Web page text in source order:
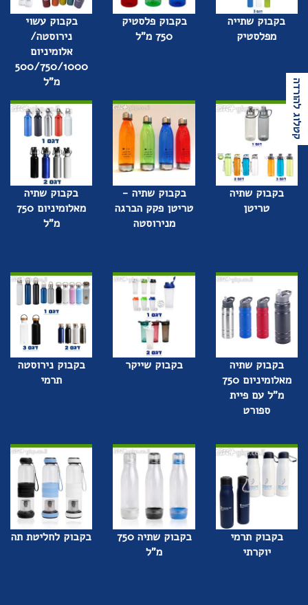
קטלוג להורדה
בקבוק שתייה
מפלסטיק
בקבוק פלסטיק
750 מ"ל
בקבוק עשוי
נירוסטה/
אלומיניום
500/750/1000
מ"ל
בקבוק שתיה
טריטן
בקבוק שתיה -
טריטן פקק הברגה
מנירוסטה
בקבוק שתיה
מאלומיניום 750
מ"ל
בקבוק שתיה
מאלומיניום 750
מ"ל עם פיית
ספורט
בקבוק שייקר
בקבוק נירוסטה
תרמי
בקבוק תרמי
יוקרתי
בקבוק שתיה 750
מ"ל
בקבוק לחליטת תה